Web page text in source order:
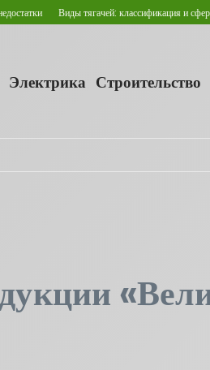
Виды тягачей: классификация и сферы
Электрика Строительство